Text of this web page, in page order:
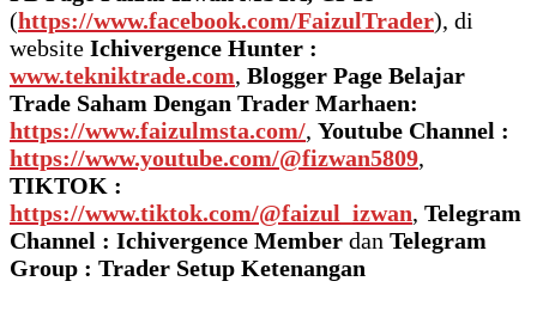
(https://www.facebook.com/FaizulTrader), di
website Ichivergence Hunter :
www.tekniktrade.com, Blogger Page Belajar
Trade Saham Dengan Trader Marhaen:
https://www.faizulmsta.com/, Youtube Channel :
https://www.youtube.com/@fizwan5809,
TIKTOK :
https://www.tiktok.com/@faizul_izwan, Telegram
Channel : Ichivergence Member dan Telegram
Group : Trader Setup Ketenangan